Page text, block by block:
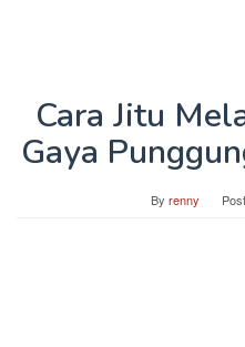
Cara Jitu
Gaya
By renny